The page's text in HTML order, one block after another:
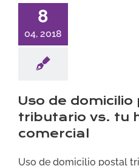
8
04, 2018
Uso de domicilio
tributario vs. tu
comercial
Uso de domicilio postal